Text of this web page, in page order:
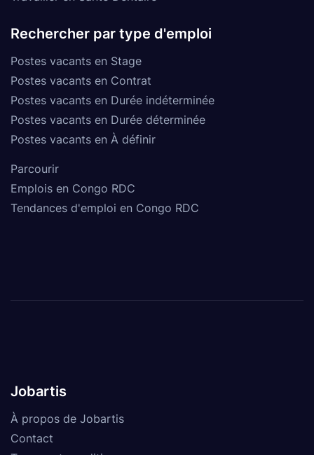
Rechercher par type d'emploi
Postes vacants en Stage
Postes vacants en Contrat
Postes vacants en Durée indéterminée
Postes vacants en Durée déterminée
Postes vacants en À définir
Parcourir
Emplois en Congo RDC
Tendances d'emploi en Congo RDC
Jobartis
À propos de Jobartis
Contact